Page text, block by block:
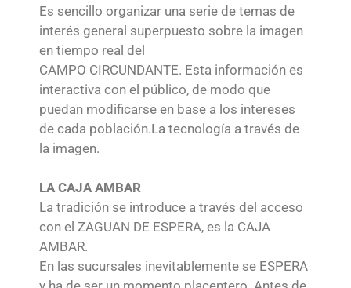
Es sencillo organizar una serie de temas de
interés general superpuesto sobre la imagen
en tiempo real del
CAMPO CIRCUNDANTE. Esta información es
interactiva con el público, de modo que
puedan modificarse en base a los intereses
de cada población.La tecnología a través de
la imagen.
LA CAJA AMBAR
La tradición se introduce a través del acceso
con el ZAGUAN DE ESPERA, es la CAJA
AMBAR.
En las sucursales inevitablemente se ESPERA